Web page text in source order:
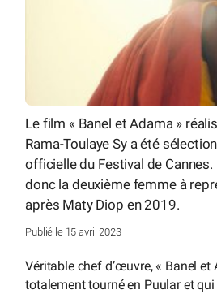
Le film « Banel et Adama »
Rama-Toulaye Sy a été
officielle du Festival de
donc la deuxième femme à
après Maty Diop en 2019.
Publié le 15 avril 2023
Véritable chef d’œuvre, « Banel
totalement tourné en Puular et